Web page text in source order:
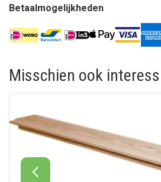
Betaalmogelijkheden
Misschien ook